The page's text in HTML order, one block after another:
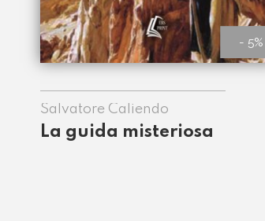
- 5%
La guida misteriosa
Salvatore Caliendo